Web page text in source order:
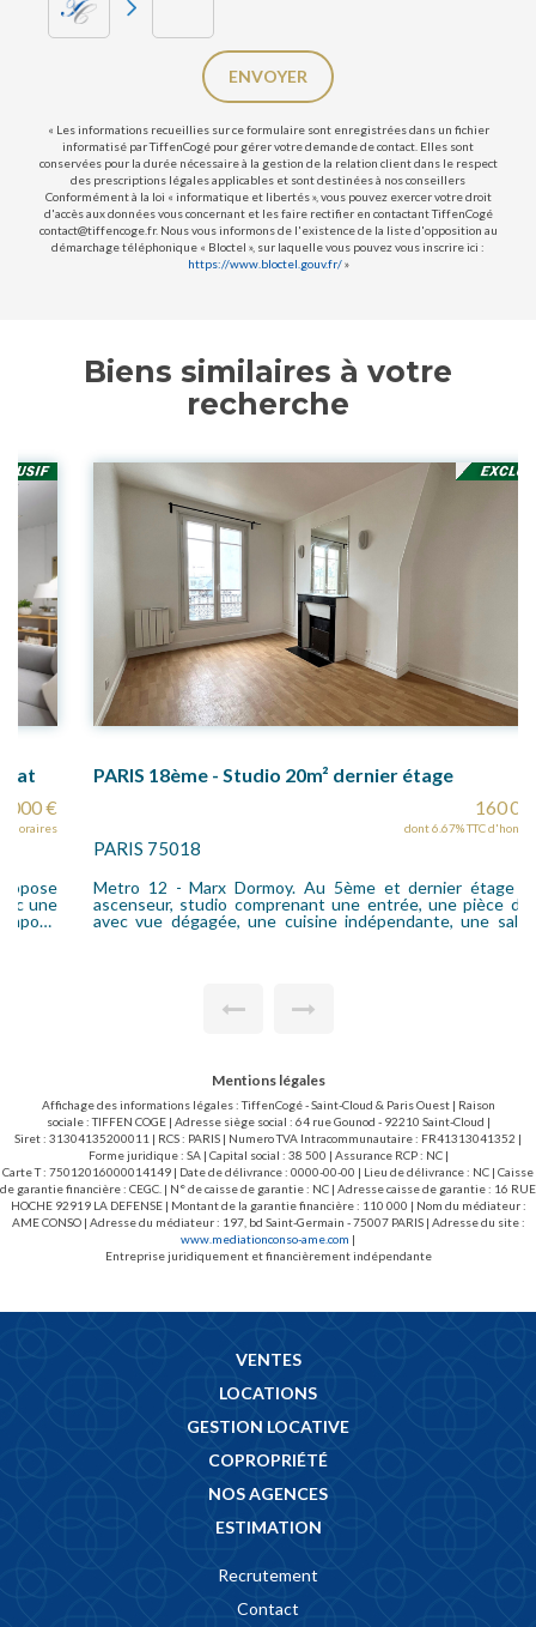
ENVOYER
« Les informations recueillies sur ce formulaire sont enregistrées dans un fichier
informatisé par TiffenCogé pour gérer votre demande de contact. Elles sont
conservées pour la durée nécessaire à la gestion de la relation client dans le respect
des prescriptions légales applicables et sont destinées à nos conseillers
Conformément à la loi « informatique et libertés », vous pouvez exercer votre droit
d'accès aux données vous concernant et les faire rectifier en contactant TiffenCogé
contact@tiffencoge.fr. Nous vous informons de l'existence de la liste d'opposition au
démarchage téléphonique « Bloctel », sur laquelle vous pouvez vous inscrire ici :
https://www.bloctel.gouv.fr/»
Biens similaires à votre
recherche
PARIS 18ème - Studio 20m² dernier étage
160 000 €
dont 6.67% TTC d'honoraires
PARIS 75018
Metro 12 - Marx Dormoy. Au 5ème et dernier étage sans
ascenseur, studio comprenant une entrée, une pièce de vie
avec vue dégagée, une cuisine indépendante, une salle de
Mentions légales
Affichage des informations légales : TiffenCogé - Saint-Cloud & Paris Ouest | Raison
sociale : TIFFEN COGE | Adresse siège social : 64 rue Gounod - 92210 Saint-Cloud |
Siret : 31304135200011 | RCS : PARIS | Numero TVA Intracommunautaire : FR41313041352 |
Forme juridique : SA | Capital social : 38 500 | Assurance RCP : NC |
Carte T : 75012016000014149 | Date de délivrance : 0000-00-00 | Lieu de délivrance : NC | Caisse
de garantie financière : CEGC. | N° de caisse de garantie : NC | Adresse caisse de garantie : 16 RUE
HOCHE 92919 LA DEFENSE | Montant de la garantie financière : 110 000 | Nom du médiateur :
AME CONSO | Adresse du médiateur : 197, bd Saint-Germain - 75007 PARIS | Adresse du site :
www.mediationconso-ame.com |
Entreprise juridiquement et financièrement indépendante
VENTES
LOCATIONS
GESTION LOCATIVE
COPROPRIÉTÉ
NOS AGENCES
ESTIMATION
Recrutement
Contact